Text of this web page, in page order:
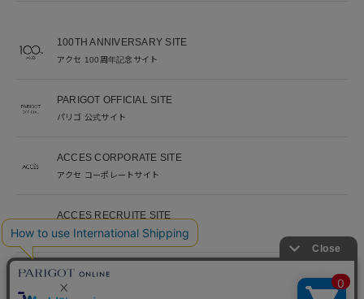
100TH ANNIVERSARY SITE
アクセ 100周年記念サイト
PARIGOT OFFICIAL SITE
パリゴ 公式サイト
ACCES CORPORATE SITE
アクセ コーポレートサイト
ACCES RECRUITE SITE
アクセ採用サイト
PARIGOT 公式アプリ
新着情報を、プッシュ通知でいち早くお届け。